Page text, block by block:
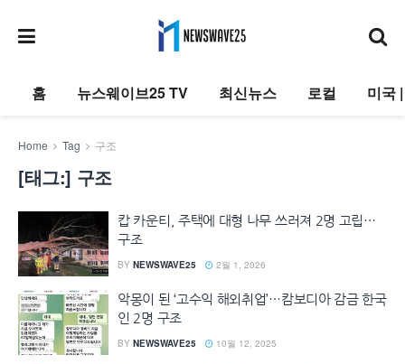
홈 뉴스웨이브25 TV 최신뉴스 로컬 미국
Home Tag 구조
[태그:] 구조
캅 카운티, 주택에 대형 나무 쓰러져 2명 고립…
구조
BY NEWSWAVE25 2월 1, 2026
악몽이 된 ‘고수익 해외취업’…캄보디아 감금 한국
인 2명 구조
BY NEWSWAVE25 10월 12, 2025